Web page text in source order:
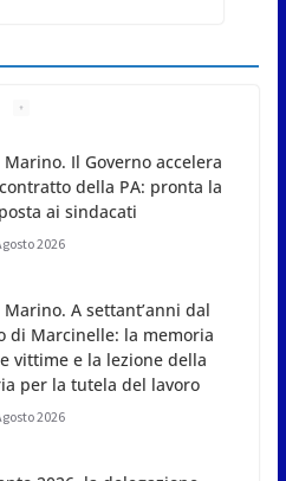
Marino. Il Governo accelera
della PA: pronta la
ai sindacati
2026
Marino. A settant’anni dal
di Marcinelle: la memoria
vittime e la lezione della
per la tutela del lavoro
2026